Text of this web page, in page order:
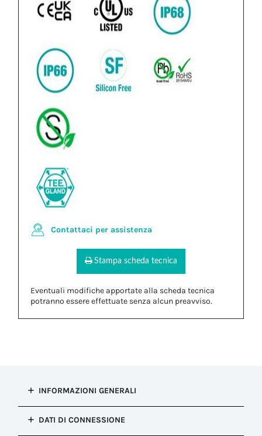
Contattaci per assistenza
Stampa scheda tecnica
Eventuali modifiche apportate alla scheda tecnica
potranno essere effettuate senza alcun preavviso.
INFORMAZIONI GENERALI
installazione
Fissaggio del cavo (Pressacavi)
DATI DI CONNESSIONE